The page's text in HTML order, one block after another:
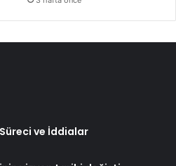
ve İddialar